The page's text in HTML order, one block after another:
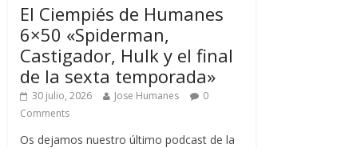
El Ciempiés de Humanes
6×50 «Spiderman,
Castigador, Hulk y el final
de la sexta temporada»
30 julio, 2026 Jose Humanes
0
Comments
Os dejamos nuestro último podcast de la